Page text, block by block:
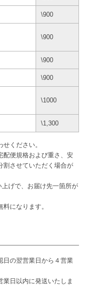
\900
\900
\900
\900
\1000
\1,300
ください。
配便規格および重さ、安
割させていただく場合が
げで、お届け先一箇所が
になります。
日の翌営業日から４営業
日以内に発送いたしま